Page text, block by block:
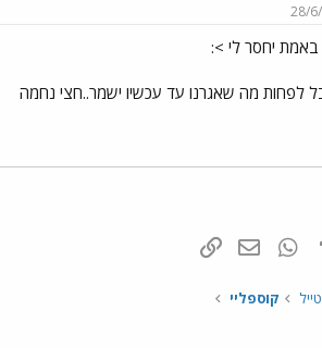
28/
באמת יחסר לי >:
לפחות מה שאגרנו עד עכשיו ישמר..חצי נחמה
Tumblr
WhatsAppדואר אלקטרוני
קוספליי